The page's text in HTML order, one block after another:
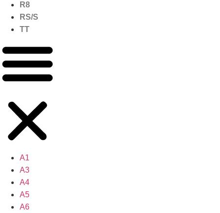
R8
RS/S
TT
A1
A3
A4
A5
A6